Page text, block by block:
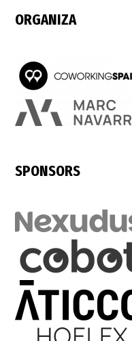
ORGANIZA
SPONSORS